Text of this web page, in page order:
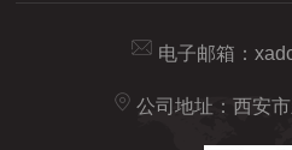
电子邮箱：
公司地址：西安